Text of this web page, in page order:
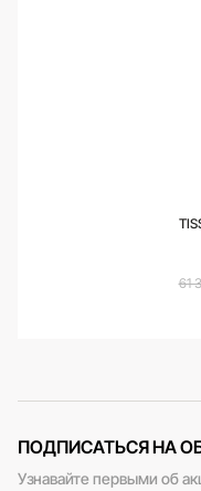
61
ПОДПИСАТЬСЯ НА
Узнавайте первыми об